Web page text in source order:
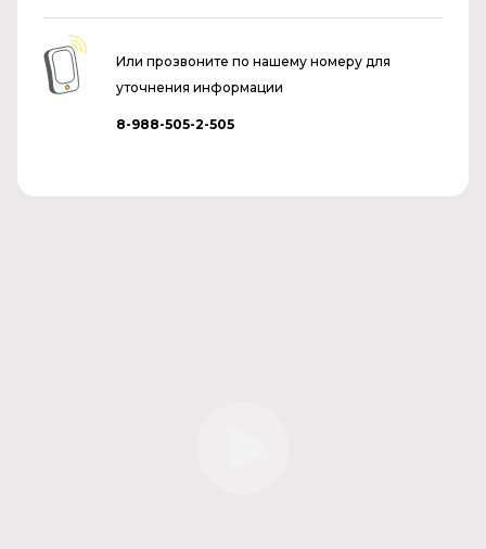
Или прозвоните по нашему номеру для
уточнения информации
8-988-505-2-505